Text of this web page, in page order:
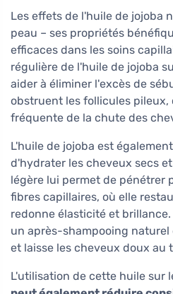
Les effets de l'huile de jojoba
peau – ses propriétés
efficaces dans les soins
régulière de l'huile de jojoba
aider à éliminer l'excès de
obstruent les follicules pileux,
fréquente de la chute des
L'huile de jojoba est
d'hydrater les cheveux secs
légère lui permet de pénétrer
fibres capillaires, où elle
redonne élasticité et
un après-shampooing
et laisse les cheveux doux au
L'utilisation de cette huile sur